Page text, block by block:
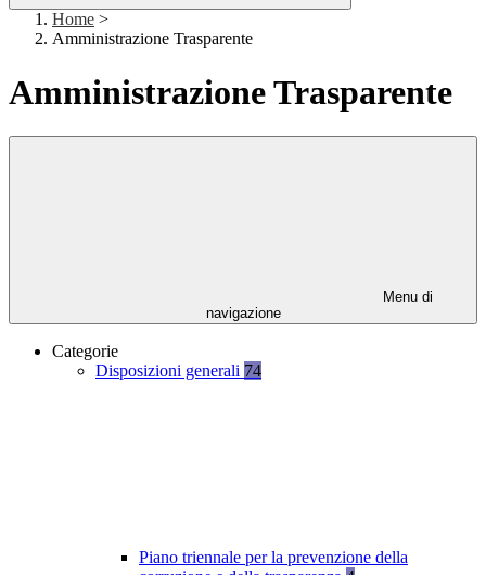
Home >
Amministrazione Trasparente
Amministrazione Trasparente
Menu di
navigazione
Categorie
Disposizioni generali 74
Piano triennale per la prevenzione della